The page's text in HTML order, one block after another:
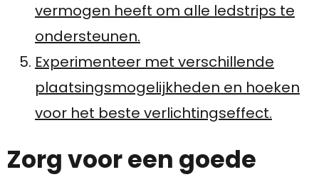
vermogen heeft om alle ledstrips te
ondersteunen.
Experimenteer met verschillende
plaatsingsmogelijkheden en hoeken
voor het beste verlichtingseffect.
Zorg voor een goede